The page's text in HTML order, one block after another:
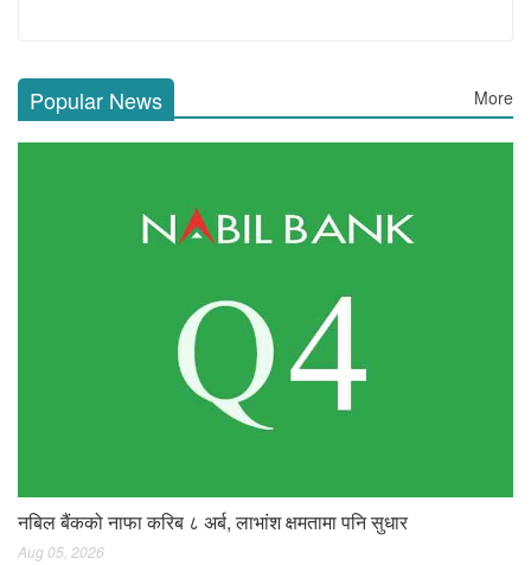
Popular News More
नबिल बैंकको नाफा करिब ८ अर्ब, लाभांश क्षमतामा पनि सुधार
Aug 05, 2026